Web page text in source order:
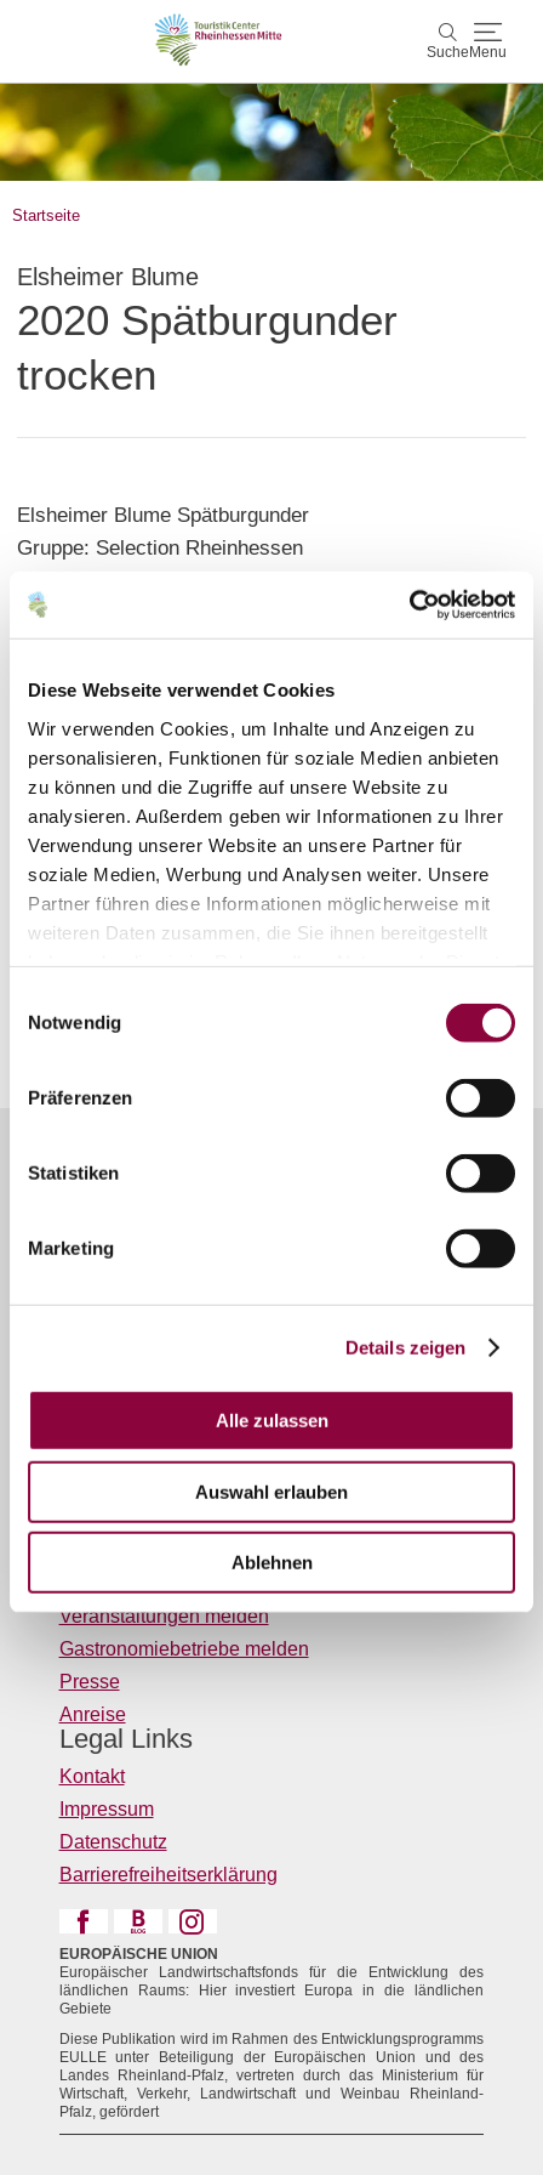
Diese Webseite verwendet Cookies
Wir verwenden Cookies, um Inhalte und Anzeigen zu
personalisieren, Funktionen für soziale Medien anbieten
zu können und die Zugriffe auf unsere Website zu
analysieren. Außerdem geben wir Informationen zu Ihrer
Verwendung unserer Website an unsere Partner für
soziale Medien, Werbung und Analysen weiter. Unsere
Partner führen diese Informationen möglicherweise mit
weiteren Daten zusammen, die Sie ihnen bereitgestellt
Notwendig
Präferenzen
Statistiken
Marketing
Details zeigen
Alle zulassen
Auswahl erlauben
Ablehnen
Suche Menu
Suche
Rheinhessen Mitte
Kultur & Events
Karte
Startseite
Elsheimer Blume
2020 Spätburgunder
trocken
Elsheimer Blume Spätburgunder
Gruppe: Selection Rheinhessen
Wein aus dem Premiumprogramm Selection
Analysewerte Terroir Zusatzinformationen
Kontakt
Alkoholgehalt: 13 %
Säuregehalt: 5,9 g/l
Unser Servicekontakt:
Sie benötigen weitere Informationen? Wir helfen
Tourismus GmbH „Im Herzen Rheinhessens“
"Herzliches Rheinhessen" e.V.
Service
Veranstaltungen melden
Gastronomiebetriebe melden
Presse
Anreise
Legal Links
Kontakt
Impressum
Datenschutz
Barrierefreiheitserklärung
EUROPÄISCHE UNION
Europäischer Landwirtschaftsfonds für die Entwicklung des
ländlichen Raums: Hier investiert Europa in die ländlichen
Gebiete
Diese Publikation wird im Rahmen des Entwicklungsprogramms
EULLE unter Beteiligung der Europäischen Union und des
Landes Rheinland-Pfalz, vertreten durch das Ministerium für
Wirtschaft, Verkehr, Landwirtschaft und Weinbau Rheinland-
Pfalz, gefördert